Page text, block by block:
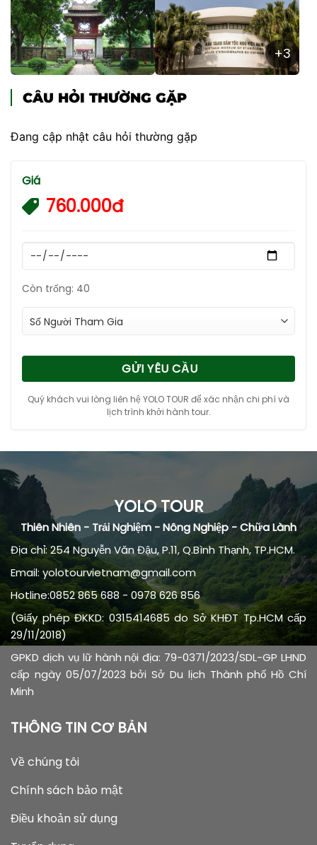
+3
CÂU HỎI THƯỜNG GẶP
Đang cập nhật câu hỏi thường gặp
Giá
760.000đ
Còn trống: 40
GỬI YÊU CẦU
Quý khách vui lòng liên hệ YOLO TOUR để xác nhận chi phí và
lịch trình khởi hành tour.
YOLO TOUR
Thiên Nhiên - Trải Nghiệm - Nông Nghiệp - Chữa Lành
Địa chỉ: 254 Nguyễn Văn Đậu, P.11, Q.Bình Thạnh, TP.HCM.
Email: yolotourvietnam@gmail.com
Hotline:0852 865 688 - 0978 626 856
(Giấy phép ĐKKD: 0315414685 do Sở KHĐT Tp.HCM cấp
29/11/2018)
GPKD dịch vụ lữ hành nội địa: 79-0371/2023/SDL-GP LHND
cấp ngày 05/07/2023 bởi Sở Du lịch Thành phố Hồ Chí
Minh
THÔNG TIN CƠ BẢN
Về chúng tôi
Chính sách bảo mật
Điều khoản sử dụng